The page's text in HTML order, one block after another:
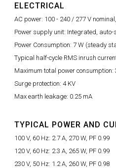
ELECTRICAL
AC power: 100 - 240 / 277 V
Power supply unit: Integrated,
Power Consumption: 7 W (steady
Typical half-cycle RMS inrush
Maximum total power consumption:
Surge protection: 4 KV
Max earth leakage: 0.25 mA
TYPICAL POWER AND
100 V, 60 Hz: 2.7 A, 270 W, PF 0.99
120 V, 60 Hz: 2.3 A, 265 W, PF 0.99
230 V, 50 Hz: 1.2 A, 260 W, PF 0.98